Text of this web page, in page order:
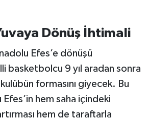
Dönüş İhtimali
Efes’e dönüşü
basketbolcu 9 yıl aradan sonra
formasını giyecek. Bu
hem saha içindeki
hem de taraftarla